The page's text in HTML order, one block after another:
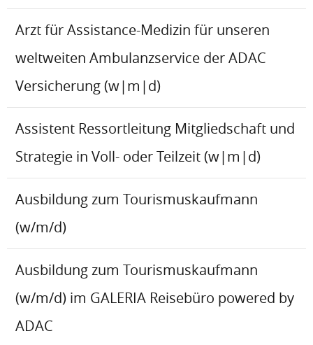
Arzt für Assistance-Medizin für unseren
weltweiten Ambulanzservice der ADAC
Versicherung (w|m|d)
Assistent Ressortleitung Mitgliedschaft und
Strategie in Voll- oder Teilzeit (w|m|d)
Ausbildung zum Tourismuskaufmann
(w/m/d)
Ausbildung zum Tourismuskaufmann
(w/m/d) im GALERIA Reisebüro powered by
ADAC